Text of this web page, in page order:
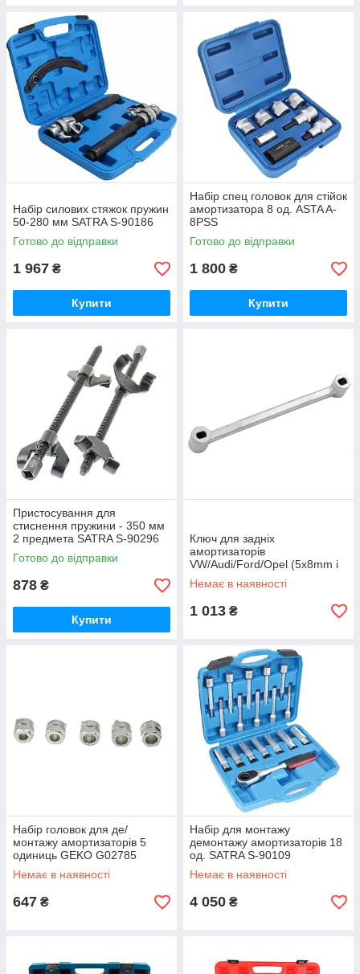
Набір силових стяжок пружин
50-280 мм SATRA S-90186
Готово до відправки
1 967 ₴
Купити
Набір спец головок для стійок
амортизатора 8 од. ASTA A-
8PSS
Готово до відправки
1 800 ₴
Купити
Пристосування для
стиснення пружини - 350 мм
2 предмета SATRA S-90296
Готово до відправки
878 ₴
Купити
Ключ для задніх
амортизаторів
VW/Audi/Ford/Opel (5x8mm і
6x9mm) ASTA A-ST56M
Немає в наявності
1 013 ₴
Набір головок для де/
монтажу амортизаторів 5
одиниць GEKO G02785
Немає в наявності
647 ₴
Набір для монтажу
демонтажу амортизаторів 18
од. SATRA S-90109
Немає в наявності
4 050 ₴